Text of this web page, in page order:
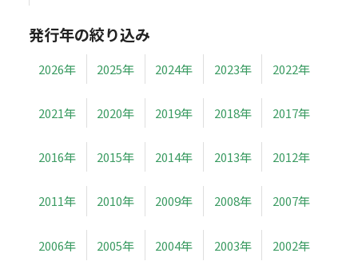
発行年の絞り込み
2026年 2025年 2024年 2023年 2022年
2021年 2020年 2019年 2018年 2017年
2016年 2015年 2014年 2013年 2012年
2011年 2010年 2009年 2008年 2007年
2006年 2005年 2004年 2003年 2002年